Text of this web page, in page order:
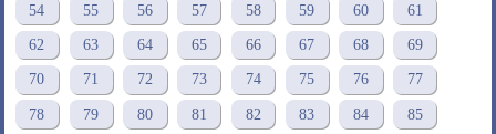
54 55 56 57 58 59 60 61
62 63 64 65 66 67 68 69
70 71 72 73 74 75 76 77
78 79 80 81 82 83 84 85